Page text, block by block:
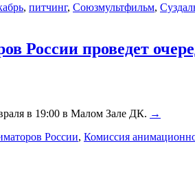
, питчинг, Союзмультфильм,
России проведет
в 19:00 в Малом Зале ДК. →
России, Комиссия